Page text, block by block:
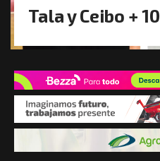
Tala y Ceibo +